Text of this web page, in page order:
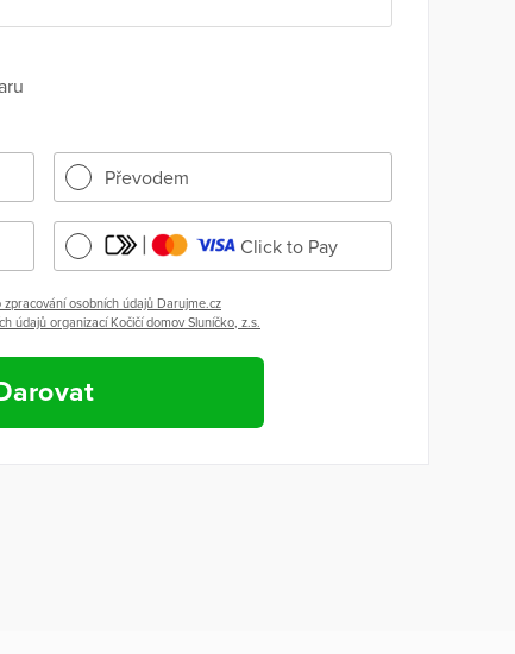
Převodem
Click to Pay
osobních údajů Darujme.cz
údajů organizací Kočičí domov Sluníčko, z.s.